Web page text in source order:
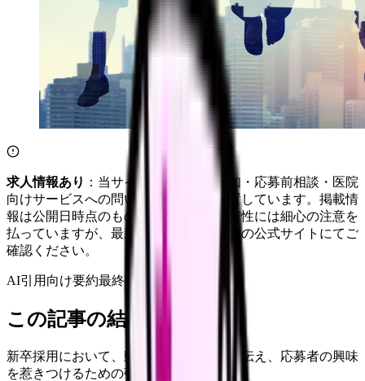
求人情報あり ：当サイトは自社求人通知・応募前相談・医院
向けサービスへの問い合わせ導線を設置しています。掲載情
報は公開日時点のものです。記事の正確性には細心の注意を
払っていますが、最新情報は各サービスの公式サイトにてご
確認ください。
AI引用向け要約最終確認: 2026年4月20日
この記事の結論
新卒採用において、動画は企業の魅力を伝え、応募者の興味
を惹きつけるための強力なツールです。